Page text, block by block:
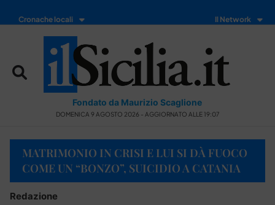
Cronache locali Il Network
Fondato da Maurizio Scaglione
DOMENICA 9 AGOSTO 2026 - AGGIORNATO ALLE 19:07
MATRIMONIO IN CRISI E LUI SI DÀ FUOCO
COME UN “BONZO”, SUICIDIO A CATANIA
Redazione